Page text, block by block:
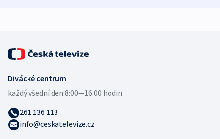
Divácké centrum
každý všední den:8:00—16:00 hodin
261 136 113
info@ceskatelevize.cz